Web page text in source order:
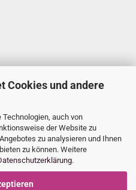
Cookies und andere
auch von
der Website zu
zu analysieren und Ihnen
zu können. Weitere
.